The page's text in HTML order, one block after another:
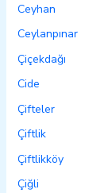
Ceyhan
Ceylanpınar
Çiçekdağı
Cide
Çifteler
Çiftlik
Çiftlikköy
Çiğli